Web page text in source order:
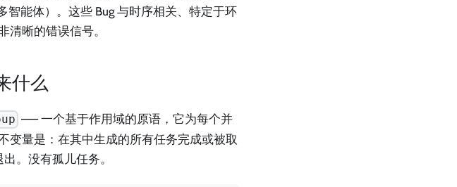
智能体）。这些 Bug 与时序相关、特定于环
清晰的错误信号。
什么
—— 一个基于作用域的原语，它为每个并
变量是：在其中生成的所有任务完成或被取
。没有孤儿任务。